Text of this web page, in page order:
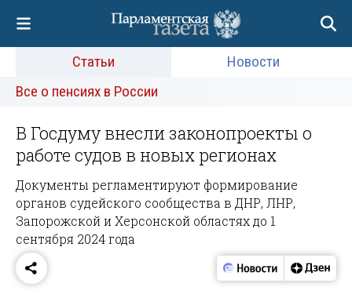
Статьи
Новости
Все о пенсиях в России
В Госдуму внесли законопроекты о
работе судов в новых регионах
Документы регламентируют формирование
органов судейского сообщества в ДНР, ЛНР,
Запорожской и Херсонской областях до 1
сентября 2024 года